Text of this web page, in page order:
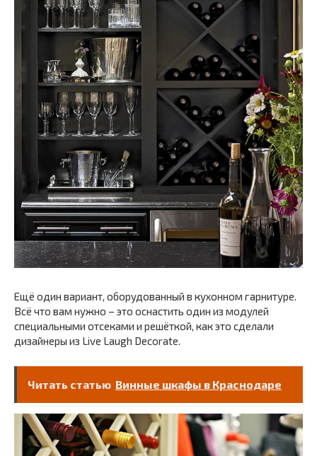
Ещё один вариант, оборудованный в кухонном гарнитуре.
Всё что вам нужно – это оснастить один из модулей
специальными отсеками и решёткой, как это сделали
дизайнеры из Live Laugh Decorate.
Читать статью Винные шкафы в Краснодаре